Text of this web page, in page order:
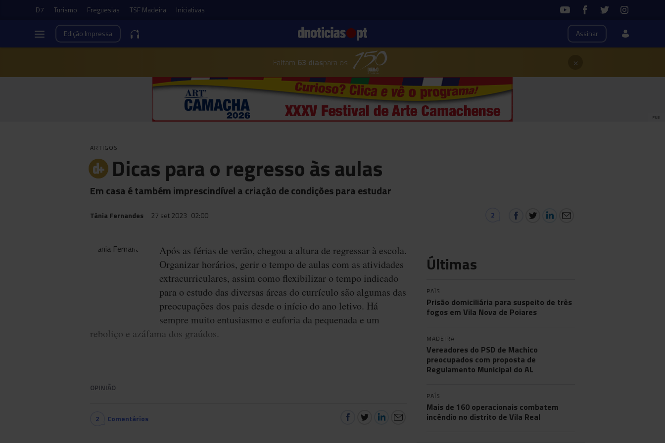
D7 Turismo Freguesias TSF Madeira Iniciativas
Assinar
Edição Impressa
Faltam 63 diaspara os ×
PUB
ARTIGOS
Dicas para o regresso às aulas
Em casa é também imprescindível a criação de condições para estudar
Tânia Fernandes 27 set 2023 02:00 2
Após as férias de verão, chegou a altura de regressar à escola.
Organizar horários, gerir o tempo de aulas com as atividades
extracurriculares, assim como flexibilizar o tempo indicado
para o estudo das diversas áreas do currículo são algumas das
preocupações dos pais desde o início do ano letivo. Há
sempre muito entusiasmo e euforia da pequenada e um
reboliço e azáfama dos graúdos.
OPINIÃO
2 Comentários
Últimas
PAÍS
Prisão domiciliária para suspeito de três
fogos em Vila Nova de Poiares
MADEIRA
Vereadores do PSD de Machico
preocupados com proposta de
Regulamento Municipal do AL
PAÍS
Mais de 160 operacionais combatem
incêndio no distrito de Vila Real